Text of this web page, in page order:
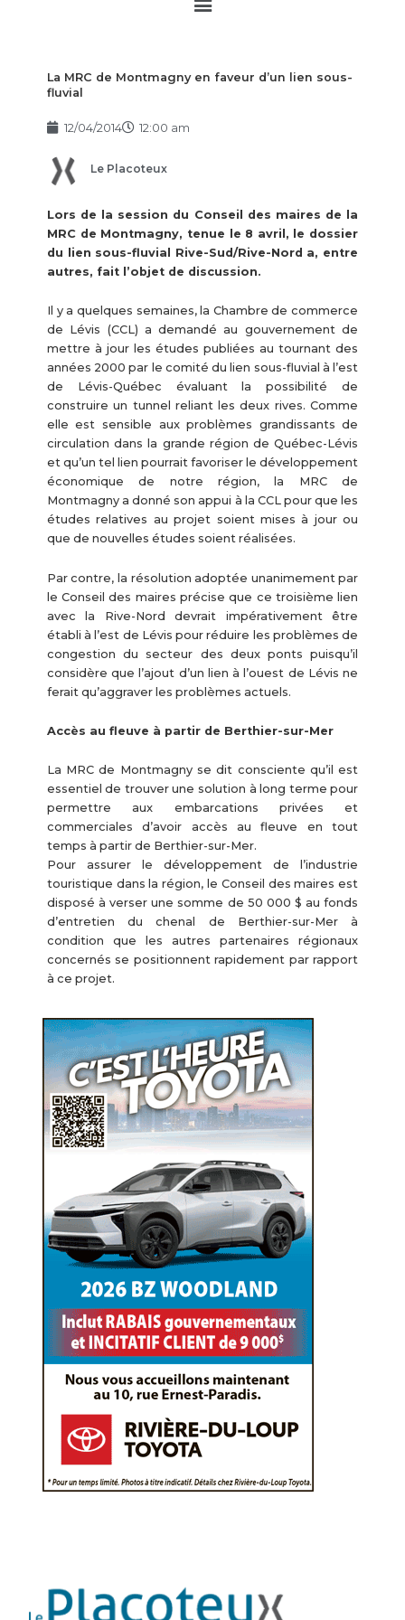
La MRC de Montmagny en faveur d’un lien sous-
fluvial
12/04/2014 12:00 am
Le Placoteux
Lors de la session du Conseil des maires de la
MRC de Montmagny, tenue le 8 avril, le dossier
du lien sous-fluvial Rive-Sud/Rive-Nord a, entre
autres, fait l’objet de discussion.
Il y a quelques semaines, la Chambre de commerce
de Lévis (CCL) a demandé au gouvernement de
mettre à jour les études publiées au tournant des
années 2000 par le comité du lien sous-fluvial à l’est
de Lévis-Québec évaluant la possibilité de
construire un tunnel reliant les deux rives. Comme
elle est sensible aux problèmes grandissants de
circulation dans la grande région de Québec-Lévis
et qu’un tel lien pourrait favoriser le développement
économique de notre région, la MRC de
Montmagny a donné son appui à la CCL pour que les
études relatives au projet soient mises à jour ou
que de nouvelles études soient réalisées.
Par contre, la résolution adoptée unanimement par
le Conseil des maires précise que ce troisième lien
avec la Rive-Nord devrait impérativement être
établi à l’est de Lévis pour réduire les problèmes de
congestion du secteur des deux ponts puisqu’il
considère que l’ajout d’un lien à l’ouest de Lévis ne
ferait qu’aggraver les problèmes actuels.
Accès au fleuve à partir de Berthier-sur-Mer
La MRC de Montmagny se dit consciente qu’il est
essentiel de trouver une solution à long terme pour
permettre aux embarcations privées et
commerciales d’avoir accès au fleuve en tout
temps à partir de Berthier-sur-Mer.
Pour assurer le développement de l’industrie
touristique dans la région, le Conseil des maires est
disposé à verser une somme de 50 000 $ au fonds
d’entretien du chenal de Berthier-sur-Mer à
condition que les autres partenaires régionaux
concernés se positionnent rapidement par rapport
à ce projet.